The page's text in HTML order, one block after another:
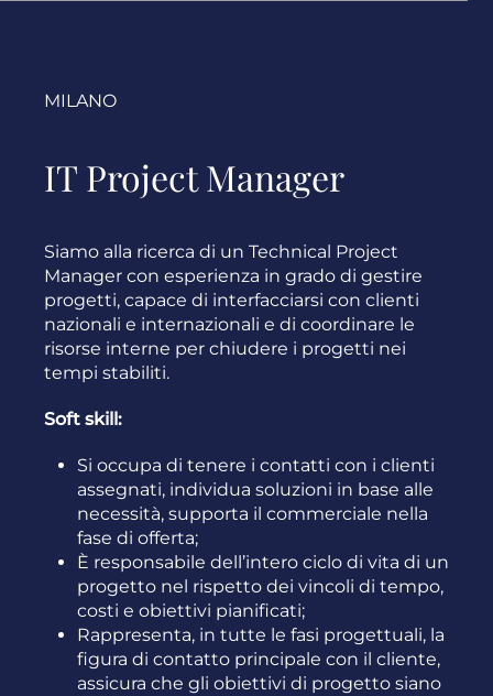
MILANO
IT Project Manager
Siamo alla ricerca di un Technical Project
Manager con esperienza in grado di gestire
progetti, capace di interfacciarsi con clienti
nazionali e internazionali e di coordinare le
risorse interne per chiudere i progetti nei
tempi stabiliti.
Soft skill:
Si occupa di tenere i contatti con i clienti
assegnati, individua soluzioni in base alle
necessità, supporta il commerciale nella
fase di offerta;
È responsabile dell’intero ciclo di vita di un
progetto nel rispetto dei vincoli di tempo,
costi e obiettivi pianificati;
Rappresenta, in tutte le fasi progettuali, la
figura di contatto principale con il cliente,
assicura che gli obiettivi di progetto siano